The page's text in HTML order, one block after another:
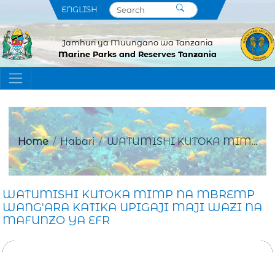
ENGLISH
Jamhuri ya Muungano wa Tanzania
Marine Parks and Reserves Tanzania
Home Habari WATUMISHI KUTOKA MIM...
WATUMISHI KUTOKA MIMP NA MBREMP
WANG'ARA KATIKA UPIGAJI MAJI WAZI NA
MAFUNZO YA EFR